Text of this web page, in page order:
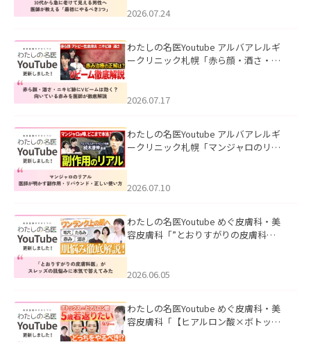
た。
2026.07.24
わたしの名医Youtube アルバアレルギ
ークリニック札幌「赤ら顔・酒さ・ニ
した。
2026.07.17
わたしの名医Youtube アルバアレルギ
ークリニック札幌「マンジャロのリア
た。
2026.07.10
わたしの名医Youtube めぐ皮膚科・美
容皮膚科「”とおりすがりの皮膚科
2026.06.05
わたしの名医Youtube めぐ皮膚科・美
容皮膚科「【ヒアルロン酸×ボトック